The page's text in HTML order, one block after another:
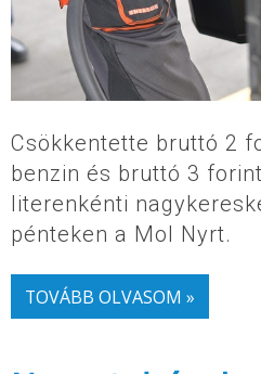
Csökkentette bruttó 2
benzin és bruttó 3
literenkénti
pénteken a Mol Nyrt.
TOVÁBB OLVASOM »